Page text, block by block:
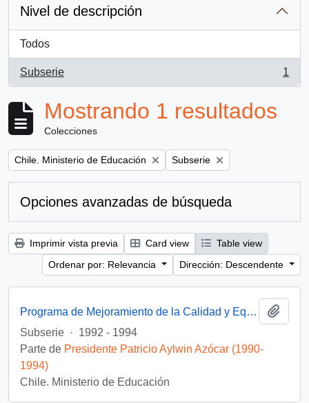
Nivel de descripción
Todos
Subserie
, 1 resultados
1
Mostrando 1 resultados
Colecciones
Remove filter:
Chile. Ministerio de Educación Remove filter:
Subserie
Opciones avanzadas de búsqueda
Imprimir vista previa Card view
Table view
Ordenar por: Relevancia
Dirección: Descendente
Programa de Mejoramiento de la Calidad y Equidad de la Educación (MECE)
Subserie · 1992 - 1994
Parte de Presidente Patricio Aylwin Azócar (1990-
1994)
Chile. Ministerio de Educación